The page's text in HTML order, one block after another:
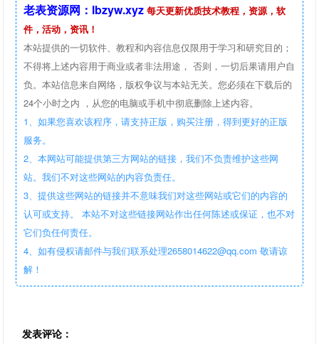
老表资源网：lbzyw.xyz 每天更新优质技术教程，资源，软
件，活动，资讯！
本站提供的一切软件、教程和内容信息仅限用于学习和研究目的；
不得将上述内容用于商业或者非法用途， 否则，一切后果请用户自
负。本站信息来自网络，版权争议与本站无关。您必须在下载后的
24个小时之内 ，从您的电脑或手机中彻底删除上述内容。
1、如果您喜欢该程序，请支持正版，购买注册，得到更好的正版
服务。
2、本网站可能提供第三方网站的链接，我们不负责维护这些网
站。我们不对这些网站的内容负责任。
3、提供这些网站的链接并不意味我们对这些网站或它们的内容的
认可或支持。 本站不对这些链接网站作出任何陈述或保证，也不对
它们负任何责任。
4、如有侵权请邮件与我们联系处理2658014622@qq.com 敬请谅
解！
发表评论：